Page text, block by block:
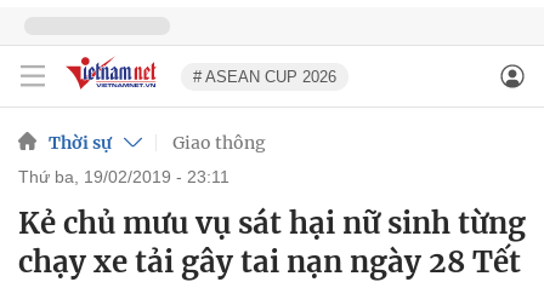
# ASEAN CUP 2026
Thời sự Giao thông
thứ ba, 19/02/2019 - 23:11
Kẻ chủ mưu vụ sát hại nữ sinh từng
chạy xe tải gây tai nạn ngày 28 Tết